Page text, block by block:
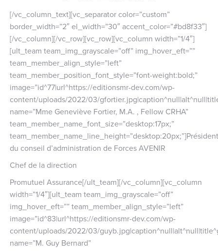
[/vc_column_text][vc_separator color=”custom”
border_width=”2″ el_width=”30″ accent_color=”#bd8f33″]
[/vc_column][/vc_row][vc_row][vc_column width=”1/4″]
[ult_team team_img_grayscale=”off” img_hover_eft=””
team_member_align_style=”left”
team_member_position_font_style=”font-weight:bold;”
image=”id^77|url^https://editionsmr-dev.com/wp-
content/uploads/2022/03/
name=”Mme Geneviève Fortier, M.A. , Fellow CRHA”
team_member_name_font_size=”desktop:17px;”
du conseil d’administration de Forces AVENIR
Chef de la direction
Promutuel Assurance[/ult_team][/vc_column][vc_column
width=”1/4″][ult_team team_img_grayscale=”off”
img_hover_eft=”” team_member_align_style=”left”
image=”id^83|url^https://editionsmr-dev.com/wp-
content/uploads/2022/03/
name=”M. Guy Bernard”